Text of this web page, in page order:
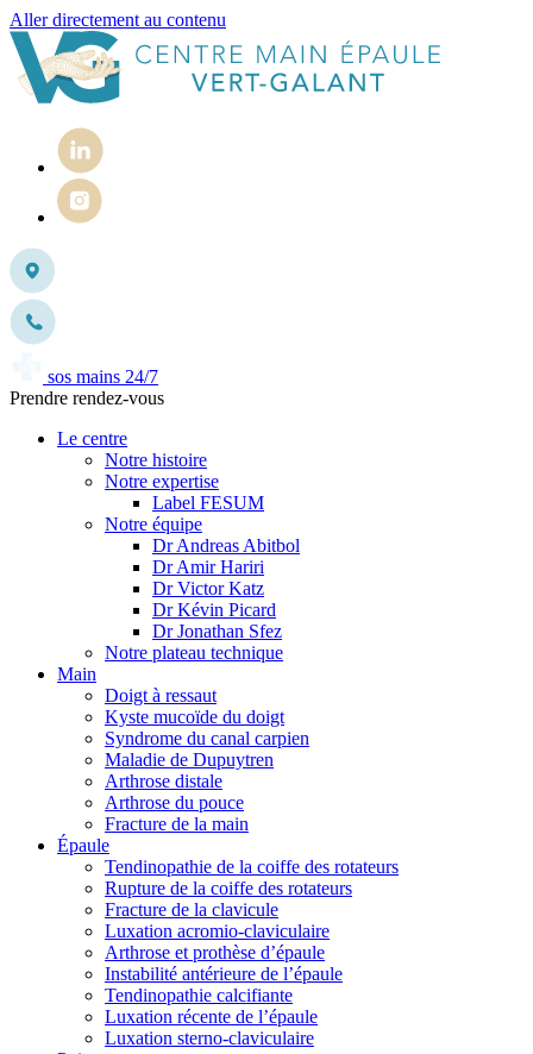
Aller directement au contenu
sos mains 24/7
Prendre rendez-vous
Le centre
Notre histoire
Notre expertise
Label FESUM
Notre équipe
Dr Andreas Abitbol
Dr Amir Hariri
Dr Victor Katz
Dr Kévin Picard
Dr Jonathan Sfez
Notre plateau technique
Main
Doigt à ressaut
Kyste mucoïde du doigt
Syndrome du canal carpien
Maladie de Dupuytren
Arthrose distale
Arthrose du pouce
Fracture de la main
Épaule
Tendinopathie de la coiffe des rotateurs
Rupture de la coiffe des rotateurs
Fracture de la clavicule
Luxation acromio-claviculaire
Arthrose et prothèse d’épaule
Instabilité antérieure de l’épaule
Tendinopathie calcifiante
Luxation récente de l’épaule
Luxation sterno-claviculaire